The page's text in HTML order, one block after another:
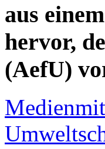
aus
hervor,
(AefU)